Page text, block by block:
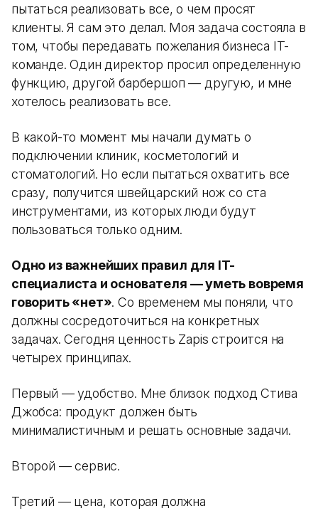
пытаться реализовать все, о чем просят
клиенты. Я сам это делал. Моя задача состояла в
том, чтобы передавать пожелания бизнеса IT-
команде. Один директор просил определенную
функцию, другой барбершоп — другую, и мне
хотелось реализовать все.
В какой-то момент мы начали думать о
подключении клиник, косметологий и
стоматологий. Но если пытаться охватить все
сразу, получится швейцарский нож со ста
инструментами, из которых люди будут
пользоваться только одним.
Одно из важнейших правил для IT-
специалиста и основателя — уметь вовремя
говорить «нет». Со временем мы поняли, что
должны сосредоточиться на конкретных
задачах. Сегодня ценность Zapis строится на
четырех принципах.
Первый — удобство. Мне близок подход Стива
Джобса: продукт должен быть
минималистичным и решать основные задачи.
Второй — сервис.
Третий — цена, которая должна